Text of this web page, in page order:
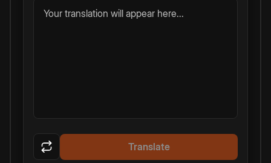
Your translation will appear here...
Translate